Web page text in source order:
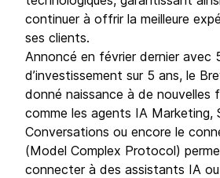
continuer à offrir la meilleure
ses clients.
Annoncé en février dernier avec
d’investissement sur 5 ans, le
donné naissance à de nouvelles
comme les agents IA Marketing,
Conversations ou encore le
(Model Complex Protocol)
connecter à des assistants IA